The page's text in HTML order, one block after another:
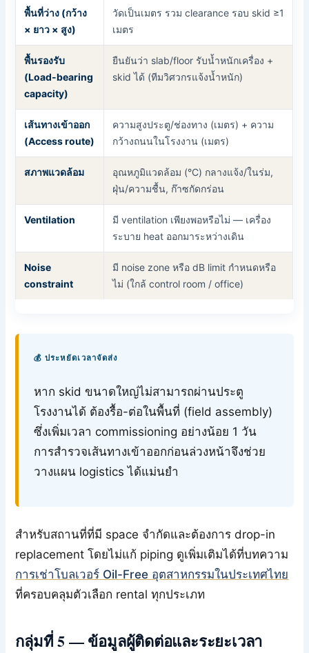
พื้นที่ว่าง (กว้าง
× ยาว × สูง)
วัดเป็นเมตร รวม clearance รอบ skid ≥1
เมตร
พื้นรองรับ
(Load-bearing
capacity)
ยืนยันว่า slab/floor รับน้ำหนักเครื่อง +
skid ได้ (ทีมวิศวกรแจ้งน้ำหนัก)
เส้นทางเข้าออก
(Access route)
ความสูงประตู/ช่องทาง (เมตร) + ความ
กว้างถนนในโรงงาน (เมตร)
สภาพแวดล้อม
อุณหภูมิแวดล้อม (°C) กลางแจ้ง/ในร่ม,
ฝุ่น/ความชื้น, ก๊าซกัดกร่อน
Ventilation
มี ventilation เพียงพอหรือไม่ — เครื่อง
ระบาย heat ออกมาระหว่างเดิน
Noise
constraint
มี noise zone หรือ dB limit กำหนดหรือ
ไม่ (ใกล้ control room / office)
💰 ประหยัดเวลาจัดส่ง
หาก skid ขนาดใหญ่ไม่สามารถผ่านประตู
โรงงานได้ ต้องรื้อ-ต่อในพื้นที่ (field assembly)
ซึ่งเพิ่มเวลา commissioning อย่างน้อย 1 วัน
การสำรวจเส้นทางเข้าออกก่อนล่วงหน้าจึงช่วย
วางแผน logistics ได้แม่นยำ
สำหรับสถานที่ที่มี space จำกัดและต้องการ drop-in
replacement โดยไม่แก้ piping ดูเพิ่มเติมได้ที่บทความ
การเช่าโบลเวอร์ Oil-Free อุตสาหกรรมในประเทศไทย
ที่ครอบคลุมตัวเลือก rental ทุกประเภท
กลุ่มที่ 5 — ข้อมูลผู้ติดต่อและระยะเวลา